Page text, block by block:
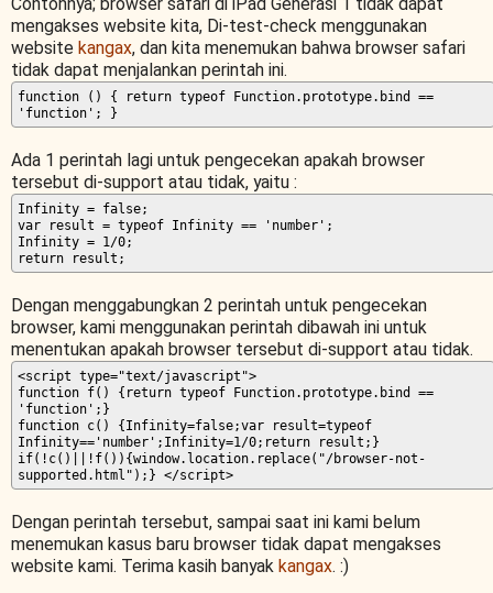
mengakses website kita, Di-test-check menggunakan
website kangax, dan kita menemukan bahwa browser safari
tidak dapat menjalankan perintah ini.
function () { return typeof Function.prototype.bind ==
'function'; }
Ada 1 perintah lagi untuk pengecekan apakah browser
tersebut di-support atau tidak, yaitu :
Infinity = false;
var result = typeof Infinity == 'number';
Infinity = 1/0;
return result;
Dengan menggabungkan 2 perintah untuk pengecekan
browser, kami menggunakan perintah dibawah ini untuk
menentukan apakah browser tersebut di-support atau tidak.
<script type="text/javascript">
function f() {return typeof Function.prototype.bind ==
'function';}
function c() {Infinity=false;var result=typeof
Infinity=='number';Infinity=1/0;return result;}
if(!c()||!f()){window.location.replace("/browser-not-
supported.html");} </script>
Dengan perintah tersebut, sampai saat ini kami belum
menemukan kasus baru browser tidak dapat mengakses
website kami. Terima kasih banyak kangax. :)